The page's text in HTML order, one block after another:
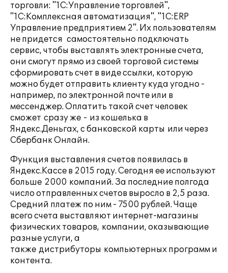
торговли: "1С:Управление торговлей",
"1С:Комплексная автоматизация", "1С:ERP
Управление предприятием 2". Их пользователям
не придется самостоятельно подключать
сервис, чтобы выставлять электронные счета,
они смогут прямо из своей торговой системы
сформировать счет в виде ссылки, которую
можно будет отправить клиенту куда угодно -
например, по электронной почте или в
мессенджер. Оплатить такой счет человек
сможет сразу же - из кошелька в
Яндекс.Деньгах, с банковской карты или через
Сбербанк Онлайн.
Функция выставления счетов появилась в
Яндекс.Кассе в 2015 году. Сегодня ее используют
больше 2000 компаний. За последние полгода
число отправленных счетов выросло в 2,5 раза.
Средний платеж по ним - 7500 рублей. Чаще
всего счета выставляют интернет-магазины
физических товаров, компании, оказывающие
разные услуги, а
также дистрибуторы компьютерных программ и
контента.